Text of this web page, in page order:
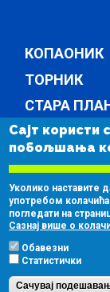
КОПАОНИК
ТОРНИК
СТАРА
Сајт користи
побољшања
Уколико наставите
употребом
погледати на
Сазнај више о
Обавезни
Статистички
Сачувај